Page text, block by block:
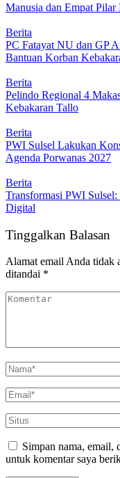
Manusia dan Empat Pilar
Berita
PC Fatayat NU dan GP
Bantuan Korban
Berita
Pelindo Regional 4
Kebakaran Tallo
Berita
PWI Sulsel Lakukan
Agenda Porwanas 2027
Berita
Transformasi PWI
Digital
Tinggalkan Balasan
Alamat email Anda tidak
ditandai *
Simpan nama, email,
untuk komentar saya